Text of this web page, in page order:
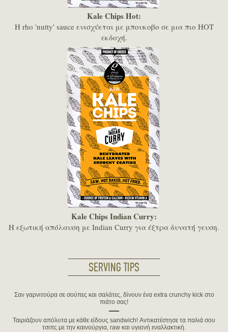
Kale Chips Hot:
Η rho 'nutty' sauce ενισχύεται με μπουκοβο σε μια πιο ΗΟΤ
εκδοχή.
Kale Chips Indian Curry:
Η εξωτική απόλαυση με Indian Curry για έξτρα δυνατή γευση.
SERVING TIPS
Σαν γαρνιτούρα σε σούπες και σαλάτες, δίνουν ένα extra crunchy kick στο
πιάτο σας!
Ταιριάζουν απόλυτα με κάθε είδους sandwich! Αντικατέστησε τα παλιά σου
τσιπς με την καινούργια, raw και υγιεινή εναλλακτική.